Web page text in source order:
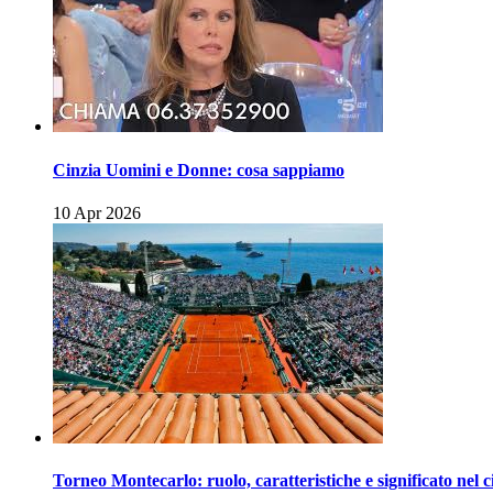
Cinzia Uomini e Donne: cosa sappiamo
10 Apr 2026
Torneo Montecarlo: ruolo, caratteristiche e significato nel